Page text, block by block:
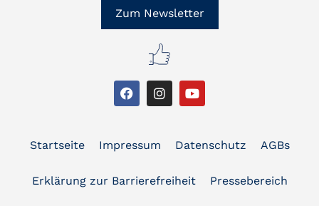
Zum Newsletter
Startseite Impressum Datenschutz AGBs
Erklärung zur Barrierefreiheit Pressebereich